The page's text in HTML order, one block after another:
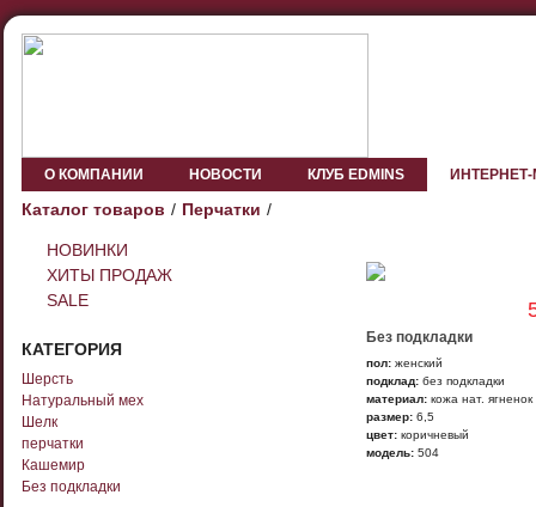
О КОМПАНИИ НОВОСТИ КЛУБ EDMINS
Каталог товаров Перчатки
НОВИНКИ
ХИТЫ ПРОДАЖ
SALE
КАТЕГОРИЯ
Шерсть
Натуральный мех
Шелк
перчатки
Кашемир
Без подкладки
Без подкладки
пол: женский
подклад: без подкладки
материал: кожа нат. ягненок
размер: 6,5
цвет: коричневый
модель: 504